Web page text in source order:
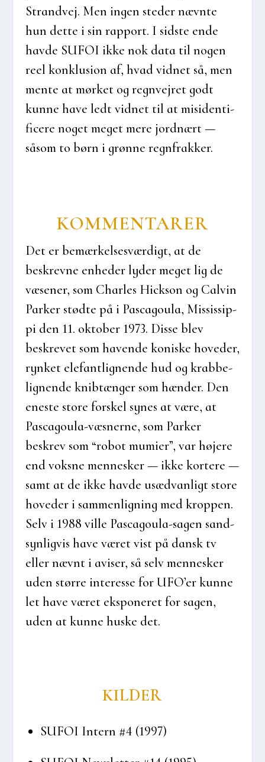
Strand­vej. Men ingen ste­der nævn­te
hun det­te i sin rap­port. I sid­ste ende
hav­de SUFOI ikke nok data til nogen
reel kon­klu­sion af, hvad vid­net så, men
men­te at mør­ket og regn­vej­ret godt
kun­ne have ledt vid­net til at misi­den­ti­
fi­ce­re noget meget mere jord­nært —
såsom to børn i grøn­ne regn­frak­ker.
KOM­MEN­TA­RER
Det er bemær­kel­ses­vær­digt, at de
beskrev­ne enhe­der lyder meget lig de
væse­ner, som Char­les Hick­son og Cal­vin
Par­ker stød­te på i Pasca­gou­la, Mis­sis­sip­
pi den 11. okto­ber 1973. Dis­se blev
beskre­vet som haven­de koni­ske hove­d­er,
ryn­ket ele­fant­lig­nen­de hud og krab­be­
lig­nen­de kni­b­tæn­ger som hæn­der. Den
ene­ste sto­re for­skel synes at være, at
Pasca­gou­la-væs­ner­ne, som Par­ker
beskrev som “robot mumi­er”, var høje­re
end voks­ne men­ne­sker — ikke kor­te­re —
samt at de ikke hav­de usæd­van­ligt sto­re
hove­d­er i sam­men­lig­ning med krop­pen.
Selv i 1988 vil­le Pasca­gou­la-sagen sand­
syn­lig­vis have været vist på dansk tv
eller nævnt i avi­ser, så selv men­ne­sker
uden stør­re inter­es­se for UFO’er kun­ne
let have været eks­po­ne­ret for sagen,
uden at kun­ne huske det.
KIL­DER
SUFOI Intern #4 (1997)